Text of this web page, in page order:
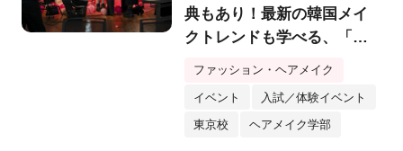
典もあり！最新の韓国メイ
クトレンドも学べる、「韓
所】
ファッション・ヘアメイク
イベント 入試／体験イベント
東京校 ヘアメイク学部